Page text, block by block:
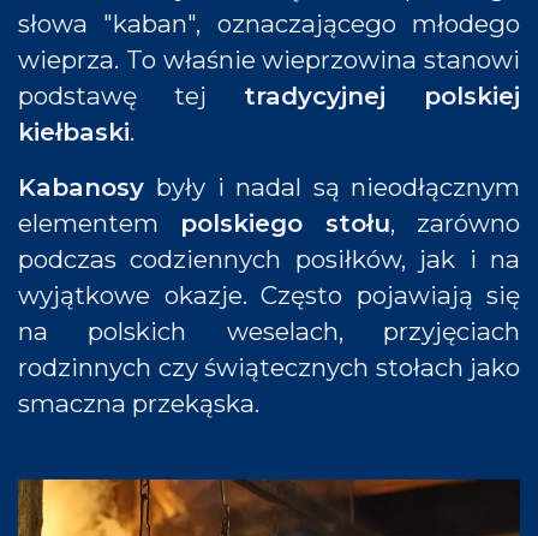
słowa "kaban", oznaczającego młodego
wieprza. To właśnie wieprzowina stanowi
podstawę tej tradycyjnej polskiej
kiełbaski.
Kabanosy były i nadal są nieodłącznym
elementem polskiego stołu, zarówno
podczas codziennych posiłków, jak i na
wyjątkowe okazje. Często pojawiają się
na polskich weselach, przyjęciach
rodzinnych czy świątecznych stołach jako
smaczna przekąska.